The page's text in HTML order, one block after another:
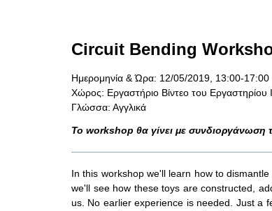
Circuit Bending
Ημερομηνία & Ώρα: 12/05/2019, 13:00-17:00
Χώρος: Εργαστήριο Βίντεο του
Γλώσσα: Αγγλικά
Το workshop θα γίνει με συνδιοργάνωση
In this workshop we'll learn how to
we'll see how these toys are constructed,
us. No earlier experience is needed. Just a